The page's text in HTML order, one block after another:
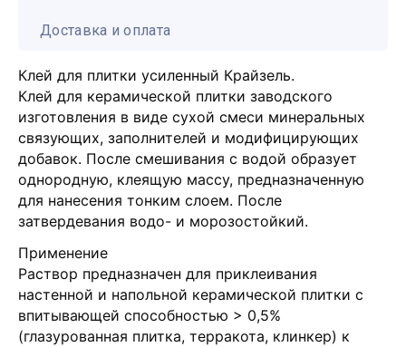
Доставка и оплата
Клей для плитки усиленный Крайзель.
Клей для керамической плитки заводского
изготовления в виде сухой смеси минеральных
связующих, заполнителей и модифицирующих
добавок. После смешивания с водой образует
однородную, клеящую массу, предназначенную
для нанесения тонким слоем. После
затвердевания водо- и морозостойкий.
Применение
Раствор предназначен для приклеивания
настенной и напольной керамической плитки с
впитывающей способностью > 0,5%
(глазурованная плитка, терракота, клинкер) к